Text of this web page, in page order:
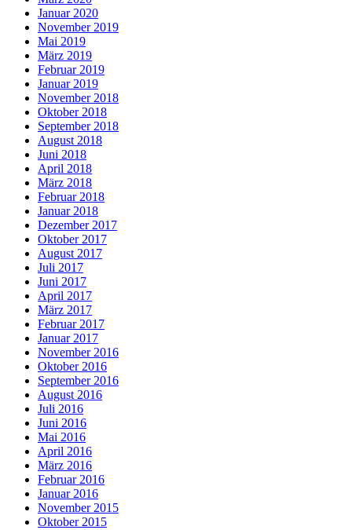
Januar 2020
November 2019
Mai 2019
März 2019
Februar 2019
Januar 2019
November 2018
Oktober 2018
September 2018
August 2018
Juni 2018
April 2018
März 2018
Februar 2018
Januar 2018
Dezember 2017
Oktober 2017
August 2017
Juli 2017
Juni 2017
April 2017
März 2017
Februar 2017
Januar 2017
November 2016
Oktober 2016
September 2016
August 2016
Juli 2016
Juni 2016
Mai 2016
April 2016
März 2016
Februar 2016
Januar 2016
November 2015
Oktober 2015